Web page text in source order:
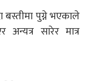
पुग्ने भएकाले
अन्यत्र सारेर मात्र